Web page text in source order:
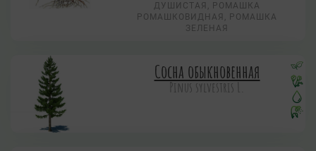
ДУШИСТАЯ, РОМАШКА
РОМАШКОВИДНАЯ, РОМАШКА
ЗЕЛЕНАЯ
Сосна обыкновенная
Pinus sylvestris L.